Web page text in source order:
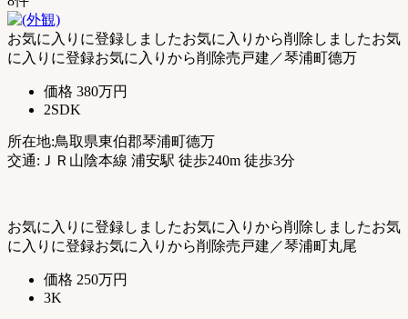
売
買・
不
お
任
だ
さ
【公
式】
お気に入りに登録しましたお気に入りから削除しましたお気
に入りに登録お気に入りから削除売戸建／琴浦町德万
価格 380万円
2SDK
所在地:鳥取県東伯郡琴浦町德万
交通:ＪＲ山陰本線 浦安駅 徒歩240m 徒歩3分
お気に入りに登録しましたお気に入りから削除しましたお気
に入りに登録お気に入りから削除売戸建／琴浦町丸尾
価格 250万円
3K